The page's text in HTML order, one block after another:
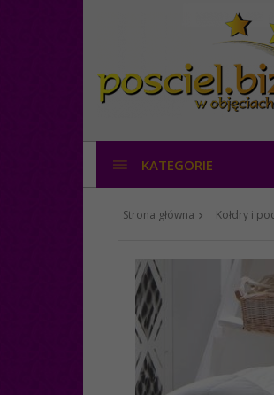
KATEGORIE
Strona główna Kołdry i